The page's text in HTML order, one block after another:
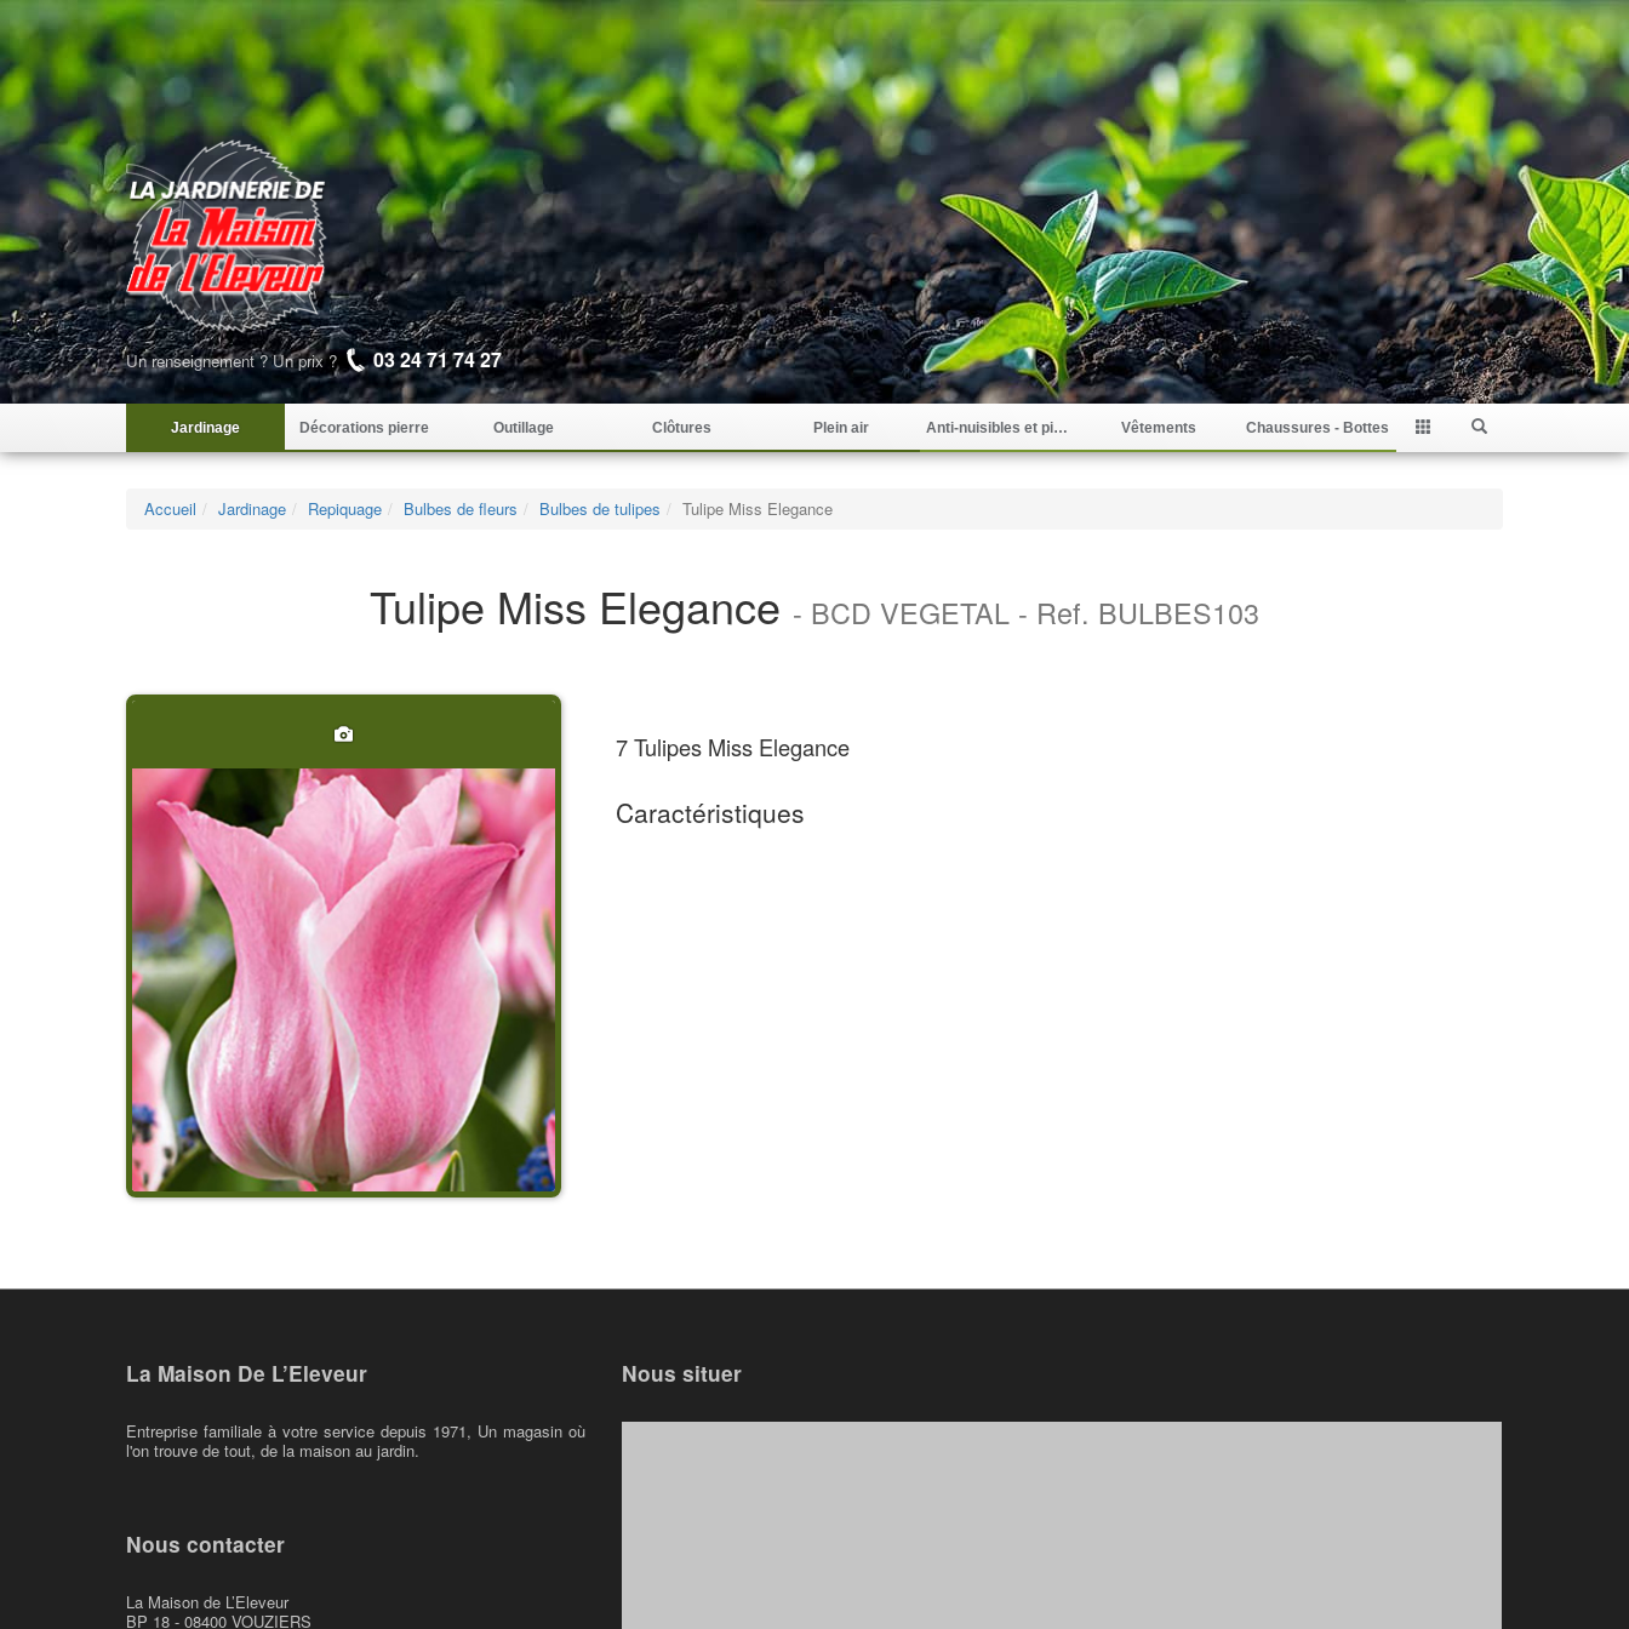
Un renseignement ? Un prix ? 03 24 71 74 27
Jardinage Décorations pierre Outillage Clôtures Plein air Anti-nuisibles et pièges Vêtements Chaussures - Bottes
Accueil Jardinage Repiquage Bulbes de fleurs Bulbes de tulipes Tulipe Miss Elegance
Tulipe Miss Elegance - BCD VEGETAL - Ref. BULBES103
7 Tulipes Miss Elegance
Caractéristiques
La Maison De L’Eleveur
Entreprise familiale à votre service depuis 1971, Un magasin où
l'on trouve de tout, de la maison au jardin.
Nous contacter
La Maison de L’Eleveur
BP 18 - 08400 VOUZIERS
Nous situer